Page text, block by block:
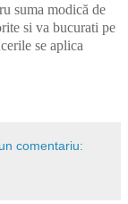
suma modică de
si va bucurati pe
se aplica
comentariu: